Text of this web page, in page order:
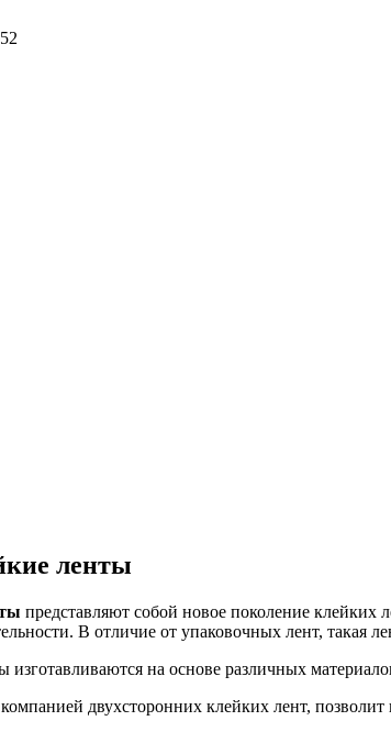
ленты
представляют собой новое поколение клейких
В отличие от упаковочных лент, такая
изготавливаются на основе различных
двухсторонних клейких лент,